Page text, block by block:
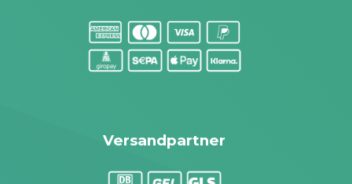
Versandpartner